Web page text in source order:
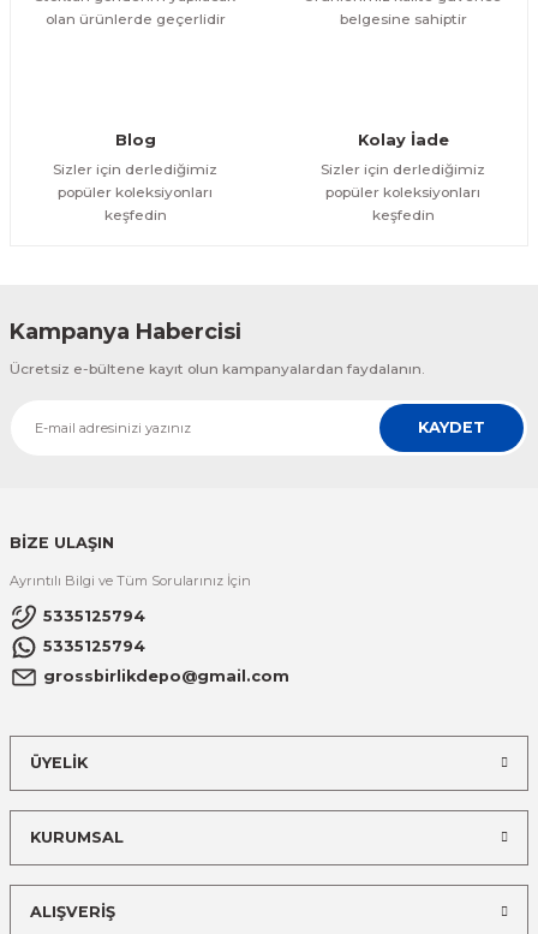
olan ürünlerde geçerlidir
belgesine sahiptir
Blog
Sizler için derlediğimiz
popüler koleksiyonları
keşfedin
Kolay İade
Sizler için derlediğimiz
popüler koleksiyonları
keşfedin
Kampanya Habercisi
Ücretsiz e-bültene kayıt olun kampanyalardan faydalanın.
KAYDET
BİZE ULAŞIN
Ayrıntılı Bilgi ve Tüm Sorularınız İçin
5335125794
5335125794
grossbirlikdepo@gmail.com
ÜYELİK
KURUMSAL
ALIŞVERİŞ